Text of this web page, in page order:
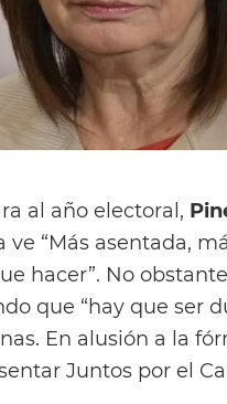
al año electoral,
ve “Más asentada,
hacer”. No
que “hay que ser
En alusión a la
Juntos por el